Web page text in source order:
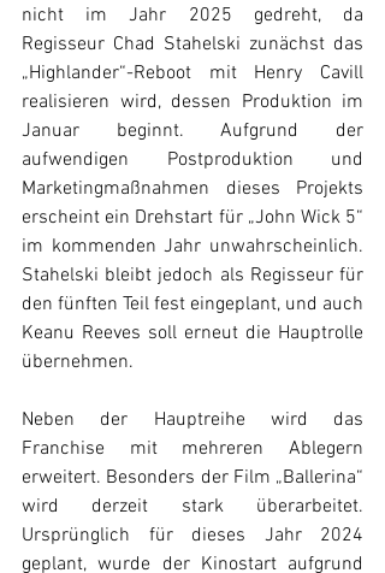
nicht im Jahr 2025 gedreht, da
Regisseur Chad Stahelski zunächst das
„Highlander“-Reboot mit Henry Cavill
realisieren wird, dessen Produktion im
Januar beginnt. Aufgrund der
aufwendigen Postproduktion und
Marketingmaßnahmen dieses Projekts
erscheint ein Drehstart für „John Wick 5“
im kommenden Jahr unwahrscheinlich.
Stahelski bleibt jedoch als Regisseur für
den fünften Teil fest eingeplant, und auch
Keanu Reeves soll erneut die Hauptrolle
übernehmen.
Neben der Hauptreihe wird das
Franchise mit mehreren Ablegern
erweitert. Besonders der Film „Ballerina“
wird derzeit stark überarbeitet.
Ursprünglich für dieses Jahr 2024
geplant, wurde der Kinostart aufgrund